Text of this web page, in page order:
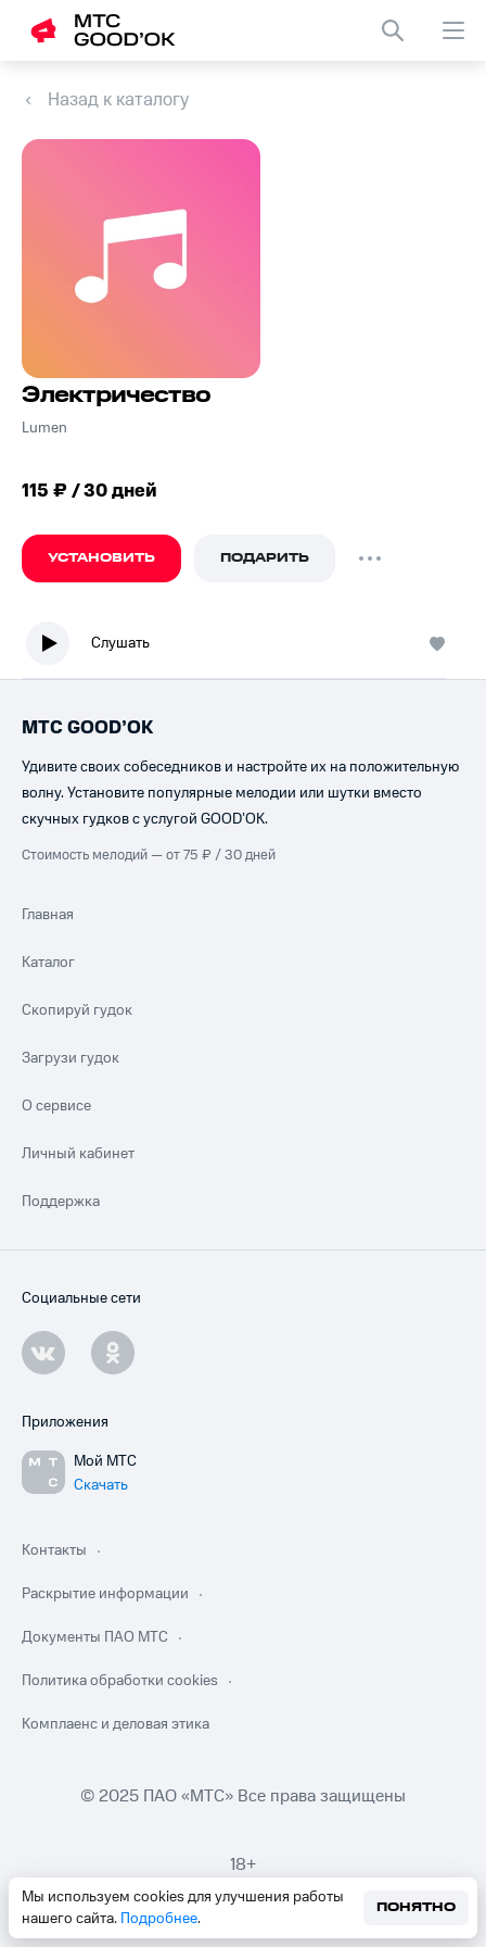
Назад к каталогу
Электричество
Lumen
115 ₽ / 30 дней
УСТАНОВИТЬ ПОДАРИТЬ
Слушать
Мы используем cookies для улучшения работы
нашего сайта. Подробнее.
ПОНЯТНО
МТС GOOD’OK
Удивите своих собеседников и настройте их на положительную
волну. Установите популярные мелодии или шутки вместо
скучных гудков с услугой GOOD’OK.
Стоимость мелодий — от 75 ₽ / 30 дней
Главная
Каталог
Скопируй гудок
Загрузи гудок
О сервисе
Личный кабинет
Поддержка
Социальные сети
Приложения
Мой МТС
Скачать
Контакты
Раскрытие информации
Документы ПАО МТС
Политика обработки cookies
Комплаенс и деловая этика
© 2025 ПАО «МТС» Все права защищены
18+